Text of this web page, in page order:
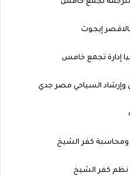
تجمع خامس
إيجوث
إدارة تجمع خامس
وإرشاد السياحي مصر جدي
ومحاسبة كفر الشيخ
نظم كفر الشيخ